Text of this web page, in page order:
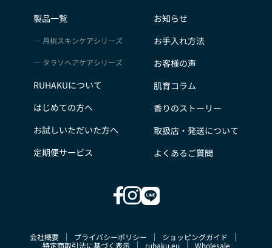
号、購入履歴などの大切な個人情報がネットサーバ上に
管理するものとし、法令などにより開示が求められる場
合を除き、開示しないものとします。
合があります。
お客様からの会員登録を承認しない場合
録した場合や、本人以外の第三者の会員登録をした場
合、過去に会員除名処分を受けたことがある場合など、
また一度承認した会員であっても前述のいずれかである
個人利用以外に転用、商用することを禁止します
製品一覧
月桃スキンケアシリーズ
タラソヘアケアシリーズ
RUHAKUについて
はじめての方へ
お試しいただいた方へ
定期便サービス
お知らせ
お手入れ方法
お客様の声
肌育コラム
香りのストーリー
取扱店・発送について
よくあるご質問
会社概要 プライバシーポリシー
ショッピングガイド
特定商取引法に基づく表示
ruhaku.eu Wholesale